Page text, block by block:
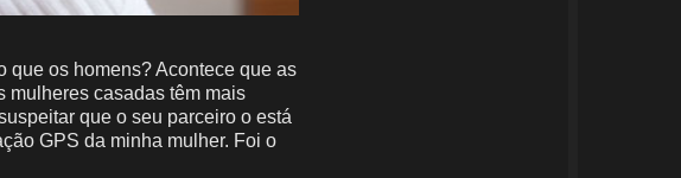
que os homens? Acontece que as
mulheres casadas têm mais
que o seu parceiro o está
GPS da minha mulher. Foi o